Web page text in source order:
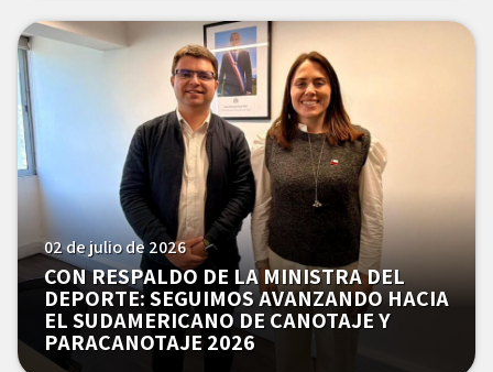
02 de julio de 2026
CON RESPALDO DE LA MINISTRA DEL
DEPORTE: SEGUIMOS AVANZANDO HACIA
EL SUDAMERICANO DE CANOTAJE Y
PARACANOTAJE 2026